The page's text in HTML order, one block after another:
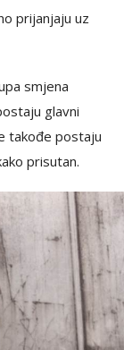
prijanjaju uz
smjena
glavni
takođe postaju
prisutan.